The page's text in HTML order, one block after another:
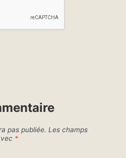
pas publiée. Les champs
*